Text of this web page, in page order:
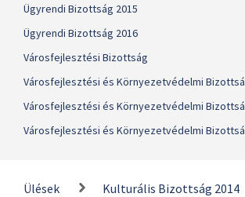
Ügyrendi Bizottság 2015
Ügyrendi Bizottság 2016
Városfejlesztési Bizottság
Városfejlesztési és Környezetvédelmi
Városfejlesztési és Környezetvédelmi
Városfejlesztési és Környezetvédelmi
Ülések
Kulturális Bizottság 2014